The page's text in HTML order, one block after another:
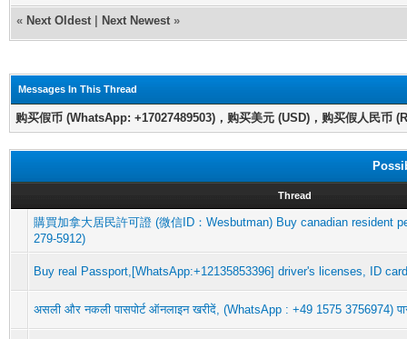
« Next Oldest Next Newest »
Messages In This Thread
购买假币 (WhatsApp: +17027489503)，购买美元 (USD)，购买假人民币
Thread
購買加拿大居民許可證 (微信ID：Wesbutman) Buy canadian resident
279-5912)
Buy real Passport,[WhatsApp:+12135853396] driver's licenses, ID
असली और नकली पासपोर्ट ऑनलाइन खरीदें, (WhatsApp : +49 1575 3756974)